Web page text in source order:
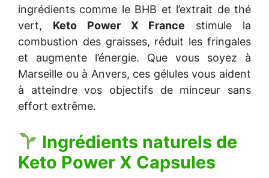
ingrédients comme le BHB et l’extrait de thé
vert, Keto Power X France stimule la
combustion des graisses, réduit les fringales
et augmente l’énergie. Que vous soyez à
Marseille ou à Anvers, ces gélules vous aident
à atteindre vos objectifs de minceur sans
effort extrême.
Ingrédients naturels de
Keto Power X Capsules